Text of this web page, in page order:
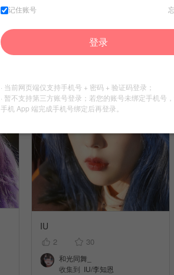
图片评论
IU
2 30
和光同舞_
收集到 IU/李知恩
记住账号
登录
· 当前网页端仅支持手机号 + 密码 + 验证码登录；
· 暂不支持第三方账号登录；若您的账号未绑定手机号
手机 App 端完成手机号绑定后再登录。